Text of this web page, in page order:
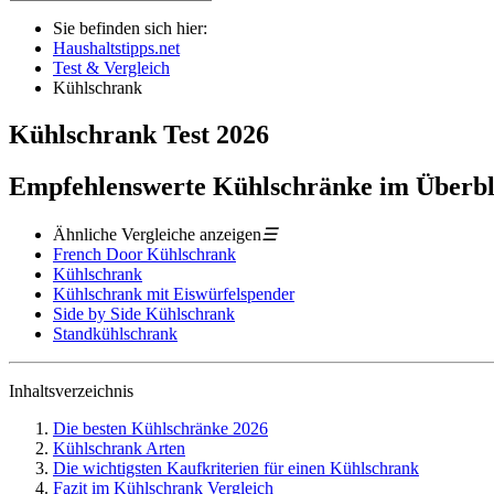
Sie befinden sich hier:
Haushaltstipps.net
Test & Vergleich
Kühlschrank
Kühlschrank Test 2026
Empfehlenswerte Kühlschränke im
Ähnliche Vergleiche anzeigen☰
French Door Kühlschrank
Kühlschrank
Kühlschrank mit Eiswürfelspender
Side by Side Kühlschrank
Standkühlschrank
Inhaltsverzeichnis
Die besten Kühlschränke 2026
Kühlschrank Arten
Die wichtigsten Kaufkriterien für einen Kühlschrank
Fazit im Kühlschrank Vergleich